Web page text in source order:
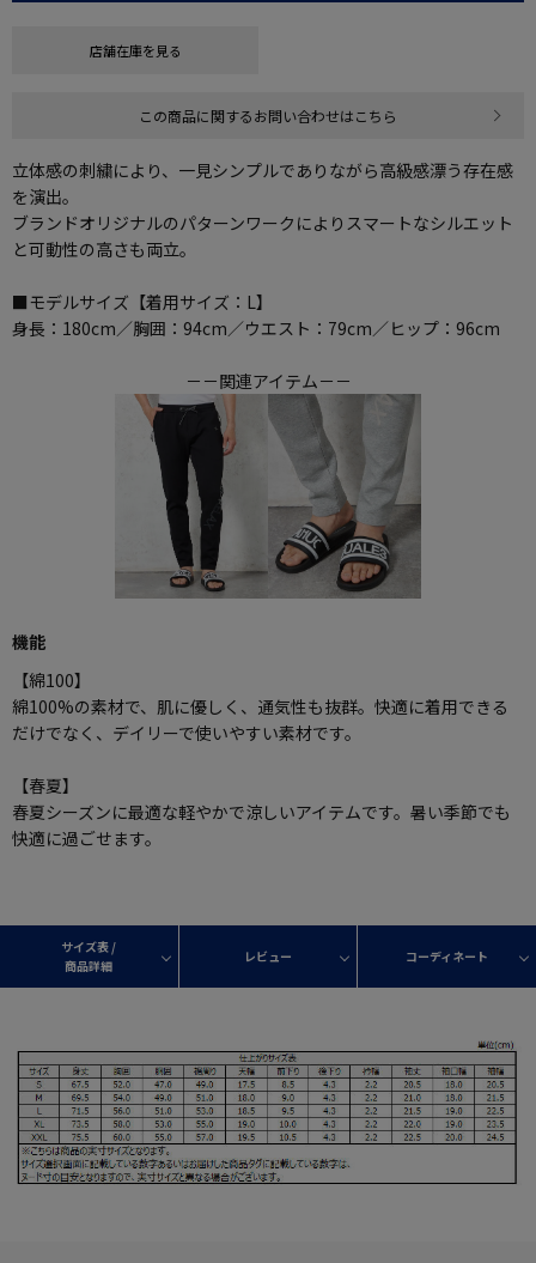
店舗在庫を見る
この商品に関するお問い合わせはこちら
立体感の刺繍により、一見シンプルでありながら高級感漂う存在感
を演出。
ブランドオリジナルのパターンワークによりスマートなシルエット
と可動性の高さも両立。
■モデルサイズ【着用サイズ：L】
身長：180cm／胸囲：94cm／ウエスト：79cm／ヒップ：96cm
－－関連アイテム－－
機能
【綿100】
綿100%の素材で、肌に優しく、通気性も抜群。快適に着用できる
だけでなく、デイリーで使いやすい素材です。
【春夏】
春夏シーズンに最適な軽やかで涼しいアイテムです。暑い季節でも
快適に過ごせます。
サイズ表 /
商品詳細
レビュー コーディネート